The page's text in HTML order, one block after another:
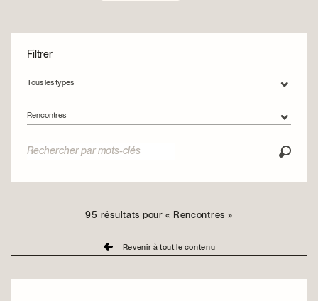
Filtrer
Tous les types
Tous les types
Vidéos
Rencontres
Circuits urbains
Collections
95 résultats pour « Rencontres »
Revenir à tout le contenu